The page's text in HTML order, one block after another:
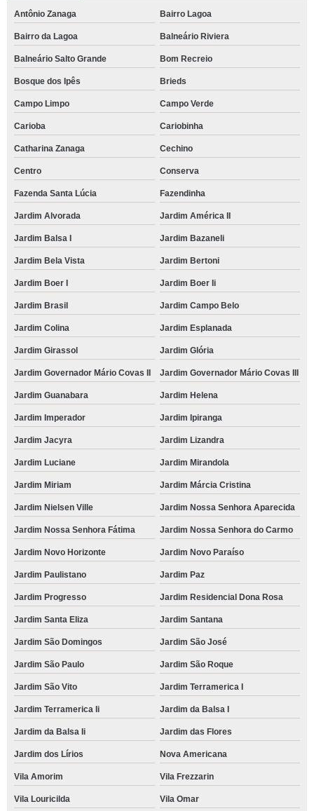
Antônio Zanaga Bairro Lagoa
Bairro da Lagoa Balneário Riviera
Balneário Salto Grande Bom Recreio
Bosque dos Ipês Brieds
Campo Limpo Campo Verde
Carioba Cariobinha
Catharina Zanaga Cechino
Centro Conserva
Fazenda Santa Lúcia Fazendinha
Jardim Alvorada Jardim América II
Jardim Balsa I Jardim Bazaneli
Jardim Bela Vista Jardim Bertoni
Jardim Boer I Jardim Boer Ii
Jardim Brasil Jardim Campo Belo
Jardim Colina Jardim Esplanada
Jardim Girassol Jardim Glória
Jardim Governador Mário Covas II Jardim Governador Mário Covas III
Jardim Guanabara Jardim Helena
Jardim Imperador Jardim Ipiranga
Jardim Jacyra Jardim Lizandra
Jardim Luciane Jardim Mirandola
Jardim Miriam Jardim Márcia Cristina
Jardim Nielsen Ville Jardim Nossa Senhora Aparecida
Jardim Nossa Senhora Fátima Jardim Nossa Senhora do Carmo
Jardim Novo Horizonte Jardim Novo Paraíso
Jardim Paulistano Jardim Paz
Jardim Progresso Jardim Residencial Dona Rosa
Jardim Santa Eliza Jardim Santana
Jardim São Domingos Jardim São José
Jardim São Paulo Jardim São Roque
Jardim São Vito Jardim Terramerica I
Jardim Terramerica Ii Jardim da Balsa I
Jardim da Balsa Ii Jardim das Flores
Jardim dos Lírios Nova Americana
Vila Amorim Vila Frezzarin
Vila Louricilda Vila Omar